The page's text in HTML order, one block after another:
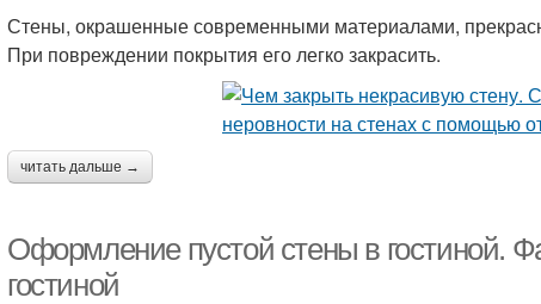
Стены, окрашенные современными материалами,
При повреждении покрытия его легко закрасить.
читать дальше →
Оформление пустой стены в гостиной.
гостиной